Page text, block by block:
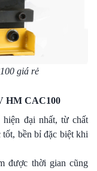
giá rẻ
HM CAC100
hiện đại nhất, từ chất
bền bỉ đặc biệt khi
được thời gian cũng